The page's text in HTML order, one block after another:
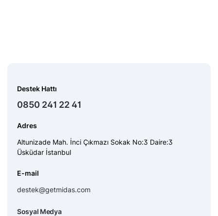
Destek Hattı
0850 241 22 41
Adres
Altunizade Mah. İnci Çıkmazı Sokak No:3 Daire:3
Üsküdar İstanbul
E-mail
destek@getmidas.com
Sosyal Medya